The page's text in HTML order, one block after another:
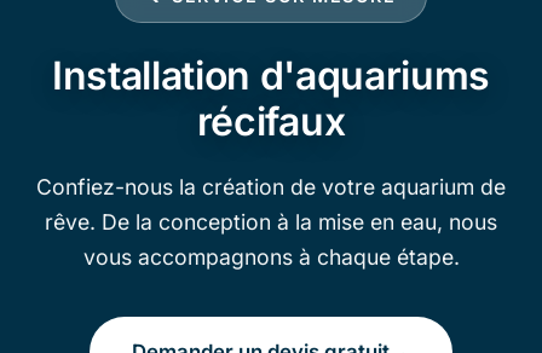
Installation d'aquariums
récifaux
Confiez-nous la création de votre aquarium de
rêve. De la conception à la mise en eau, nous
vous accompagnons à chaque étape.